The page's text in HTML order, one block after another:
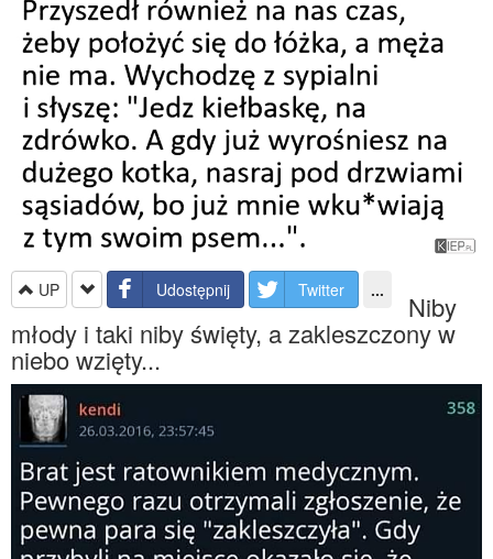
UP Udostępnij Twitter ... Niby
młody i taki niby święty, a zakleszczony w
niebo wzięty...